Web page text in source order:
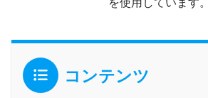
を使用しています。
コンテンツ